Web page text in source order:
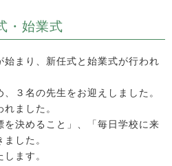
・始業式
始まり、新任式と始業式が行われ
３名の先生をお迎えしました。
ました。
決めること」、「毎日学校に来
した。
ます。